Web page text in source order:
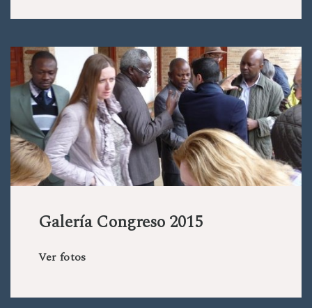
Galería Congreso 2015
Ver fotos